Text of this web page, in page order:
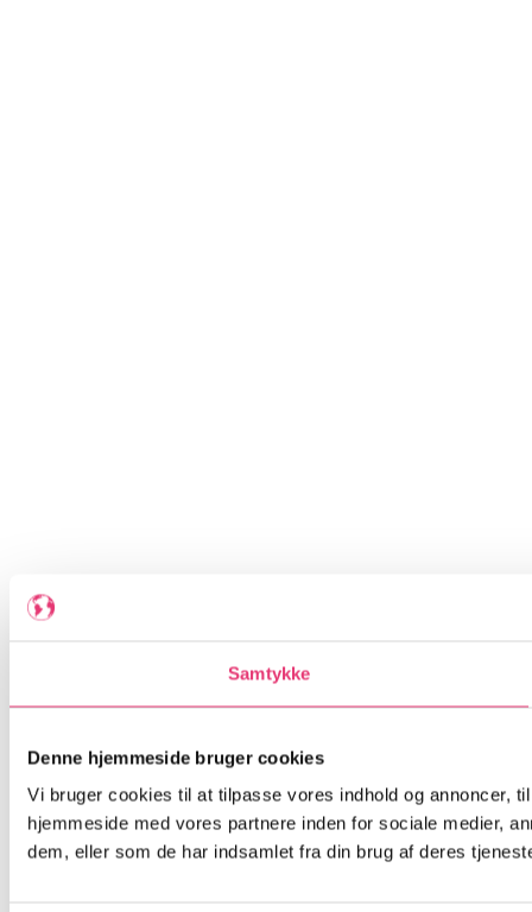
Samtykke
Denne hjemmeside bruger cookies
Vi bruger cookies til at tilpasse vores indhold og annoncer,
hjemmeside med vores partnere inden for sociale medier,
dem, eller som de har indsamlet fra din brug af deres